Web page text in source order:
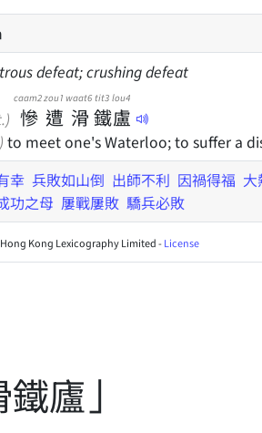
defeat; crushing defeat
慘
caam2
遭
zou1
滑
waat6
鐵
tit3
盧
lou4
to meet one's Waterloo; to suffer a
幸 兵敗如山倒 出師不利 因禍得福 大
功之母 屢戰屢敗 驕兵必敗
Kong Lexicography Limited -License
廬」